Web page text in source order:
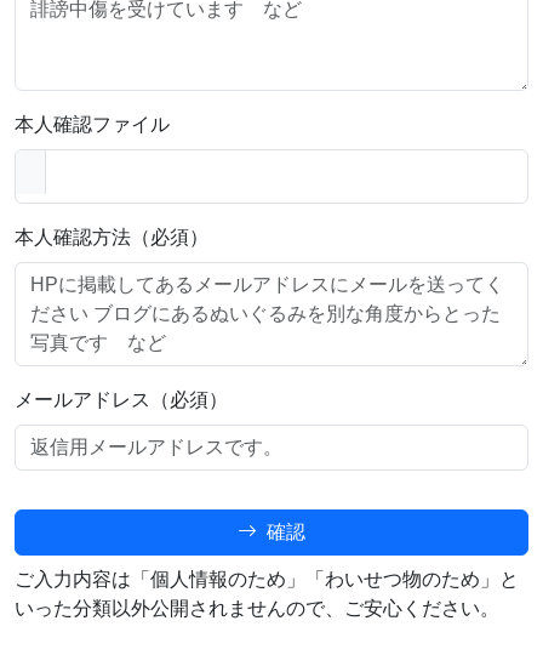
本人確認ファイル
本人確認方法（必須）
メールアドレス（必須）
確認
ご入力内容は「個人情報のため」「わいせつ物のため」と
いった分類以外公開されませんので、ご安心ください。